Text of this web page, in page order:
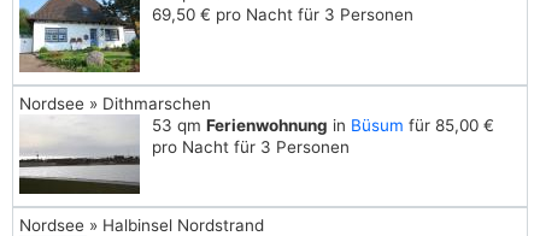
69,50 € pro Nacht für 3 Personen
Nordsee » Dithmarschen
53 qm Ferienwohnung in Büsum für 85,00 €
pro Nacht für 3 Personen
Nordsee » Halbinsel Nordstrand